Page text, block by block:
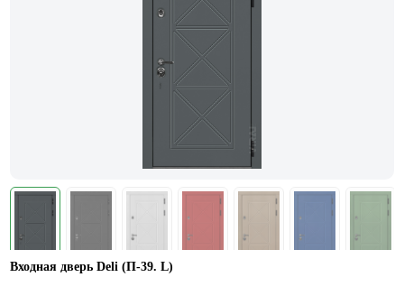
Входная дверь Deli (П-39. L)